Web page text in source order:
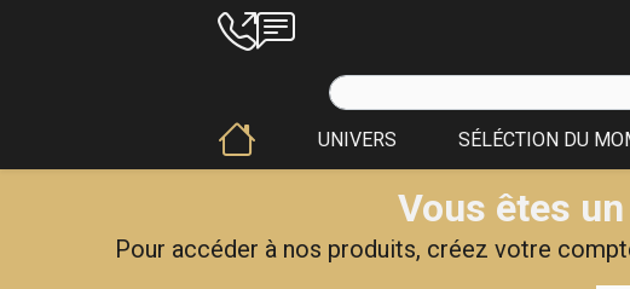
UNIVERS SÉLÉCTION DU
Vous êtes
Pour accéder à nos produits, créez votre